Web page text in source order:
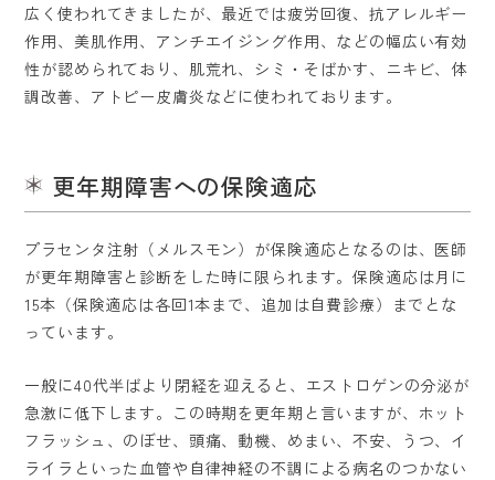
広く使われてきましたが、最近では疲労回復、抗アレルギー
作用、美肌作用、アンチエイジング作用、などの幅広い有効
性が認められており、肌荒れ、シミ・そばかす、ニキビ、体
調改善、アトピー皮膚炎などに使われております。
更年期障害への保険適応
プラセンタ注射（メルスモン）が保険適応となるのは、医師
が更年期障害と診断をした時に限られます。保険適応は月に
15本（保険適応は各回1本まで、追加は自費診療）までとな
っています。
一般に40代半ばより閉経を迎えると、エストロゲンの分泌が
急激に低下します。この時期を更年期と言いますが、ホット
フラッシュ、のぼせ、頭痛、動機、めまい、不安、うつ、イ
ライラといった血管や自律神経の不調による病名のつかない
医院紹介
料金表
アクセス・診療時間
採用情報